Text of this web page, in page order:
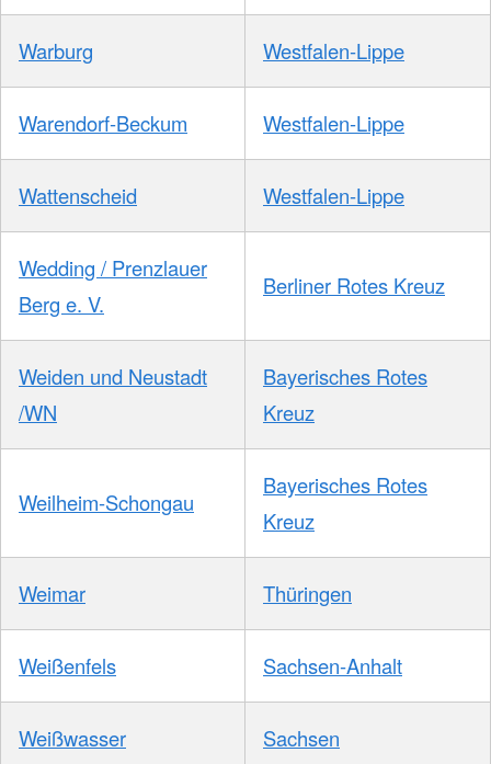
Warburg Westfalen-Lippe
Warendorf-Beckum Westfalen-Lippe
Wattenscheid Westfalen-Lippe
Wedding / Prenzlauer
Berg e. V.
Berliner Rotes Kreuz
Weiden und Neustadt
/WN
Bayerisches Rotes
Kreuz
Weilheim-Schongau
Bayerisches Rotes
Kreuz
Weimar Thüringen
Weißenfels Sachsen-Anhalt
Weißwasser Sachsen